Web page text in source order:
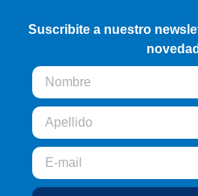
Suscribite a nuestro